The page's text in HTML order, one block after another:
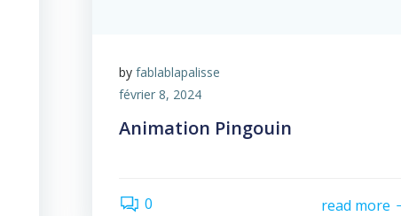
by fablablapalisse
février 8, 2024
Animation Pingouin
0 read more